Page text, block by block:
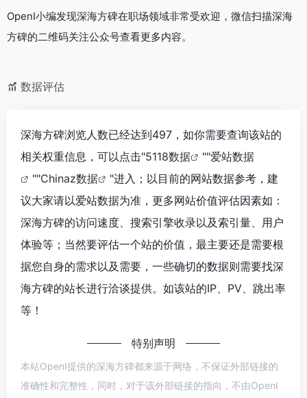
OpenI小编发现深海方碑在职场领域非常受欢迎，微信扫描深海
方碑的二维码关注公众号查看更多内容。
数据评估
深海方碑浏览人数已经达到497，如你需要查询该站的
相关权重信息，可以点击"5118数据 ""爱站数据
""Chinaz数据
"进入；以目前的网站数据参考，建
议大家请以爱站数据为准，更多网站价值评估因素如：
深海方碑的访问速度、搜索引擎收录以及索引量、用户
体验等；当然要评估一个站的价值，最主要还是需要根
据您自身的需求以及需要，一些确切的数据则需要找深
海方碑的站长进行洽谈提供。如该站的IP、PV、跳出率
等！
特别声明
本站OpenI提供的深海方碑都来源于网络，不保证外部链接的
准确性和完整性，同时，对于该外部链接的指向，不由OpenI